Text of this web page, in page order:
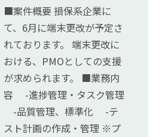
■案件概要 損保系企業に
て、6月に端末更改が予定さ
れております。 端末更改に
おける、PMOとしての支援
が求められます。 ■業務内
容 -進捗管理・タスク管理
-品質管理、標準化 -テ
スト計画の作成・管理 ※プ